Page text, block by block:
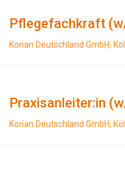
Pflegefachkraft
Korian Deutschland GmbH,
Praxisanleiter:in
Korian Deutschland GmbH,